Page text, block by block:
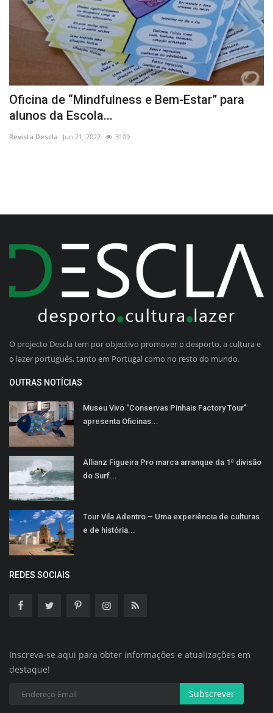
Oficina de “Mindfulness e Bem-Estar” para
alunos da Escola...
Revista Descla Jun 21, 2022 3109
O projecto Descla tem por objectivo promover o desporto, a cultura e
o lazer português, tanto em Portugal como no resto do mundo.
OUTRAS NOTÍCIAS
Museu Vivo “Conservas Pinhais Factory Tour"
apresenta Oficinas...
Allianz Figueira Pro marca arranque da 1ª divisão
do Surf...
Tour Vila Adentro – Uma experiência de culturas
e de história...
REDES SOCIAIS
Inscreva-se aqui para obter informações e atualizações em
destaque!
Subscrever